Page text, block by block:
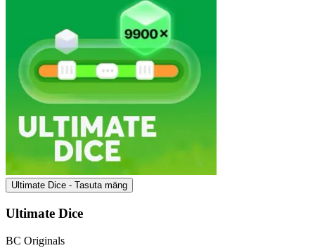
Ultimate Dice - Tasuta mäng
Ultimate Dice
BC Originals